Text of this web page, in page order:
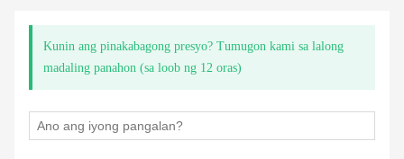
Kunin ang pinakabagong presyo? Tumugon kami sa lalong
madaling panahon (sa loob ng 12 oras)